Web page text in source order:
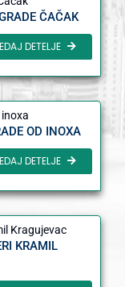
ČAČAK
DETELJE
OD INOXA
DETELJE
KRAMIL